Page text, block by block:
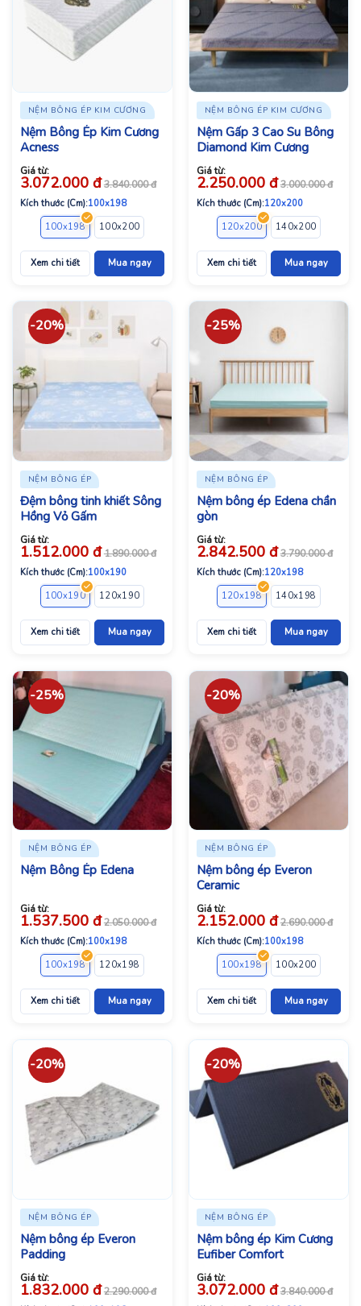
NỆM BÔNG ÉP KIM CƯƠNG
Nệm Bông Ép Kim Cương
Acness
Giá từ:
3.072.000 đ 3.840.000đ
Kích thước (Cm):100x198
100x198
100x200 120x200 140x198
Xem chi tiết Mua ngay
NỆM BÔNG ÉP KIM CƯƠNG
Nệm Gấp 3 Cao Su Bông
Diamond Kim Cương
Giá từ:
2.250.000 đ 3.000.000đ
Kích thước (Cm):120x200
120x200
140x200
Xem chi tiết Mua ngay
-20%
NỆM BÔNG ÉP
Đệm bông tinh khiết Sông
Hồng Vỏ Gấm
Giá từ:
1.512.000 đ 1.890.000đ
Kích thước (Cm):100x190
100x190
120x190 140x190 140x200
Xem chi tiết Mua ngay
-25%
NỆM BÔNG ÉP
Nệm bông ép Edena chần
gòn
Giá từ:
2.842.500 đ 3.790.000đ
Kích thước (Cm):120x198
120x198
140x198
Xem chi tiết Mua ngay
-25%
NỆM BÔNG ÉP
Nệm Bông Ép Edena
Giá từ:
1.537.500 đ 2.050.000đ
Kích thước (Cm):100x198
100x198
120x198 160x198 180x198
Xem chi tiết Mua ngay
-20%
NỆM BÔNG ÉP
Nệm bông ép Everon
Ceramic
Giá từ:
2.152.000 đ 2.690.000đ
Kích thước (Cm):100x198
100x198
100x200
Xem chi tiết Mua ngay
-20%
NỆM BÔNG ÉP
Nệm bông ép Everon
Padding
Giá từ:
1.832.000 đ 2.290.000đ
-20%
NỆM BÔNG ÉP
Nệm bông ép Kim Cương
Eufiber Comfort
Giá từ:
3.072.000 đ 3.840.000đ